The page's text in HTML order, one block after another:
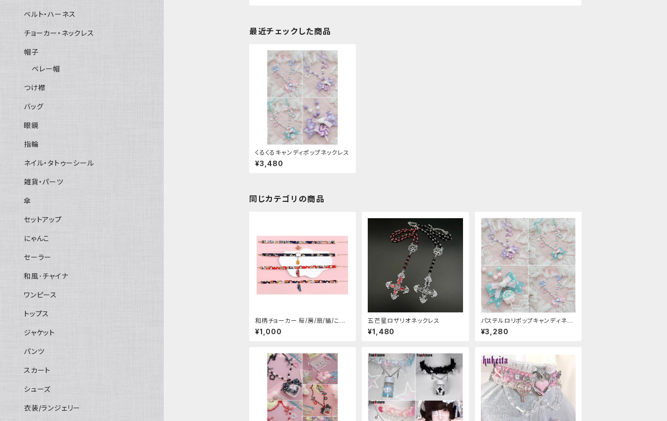
最近チェックした商品
くるくるキャンディポップネックレス
¥3,480
同じカテゴリの商品
和柄チョーカー 桜/房/扇/猫/こい
のぼり
¥1,000
五芒星ロザリオネックレス
¥1,480
パステルロリポップキャンディネッ
クレス
¥3,280
ベルト・ハーネス
チョーカー・ネックレス
帽子
ベレー帽
つけ襟
バッグ
眼鏡
指輪
ネイル・タトゥーシール
雑貨・パーツ
傘
セットアップ
にゃんこ
セーラー
和風･チャイナ
ワンピース
トップス
ジャケット
パンツ
スカート
シューズ
衣装/ランジェリー